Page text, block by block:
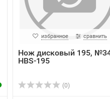
избранное сравнить
Нож дисковый 195,
HBS-195
(0)